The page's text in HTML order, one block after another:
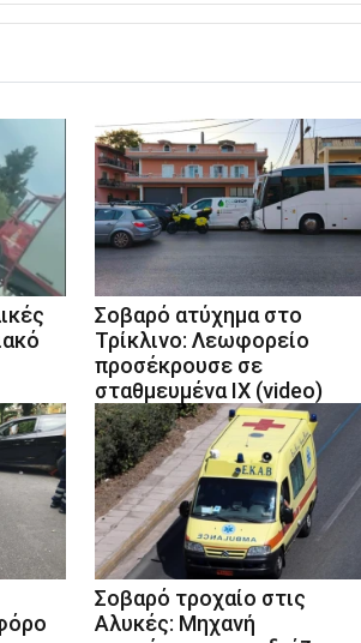
Σοβαρό ατύχημα στο
Τρίκλινο: Λεωφορείο
προσέκρουσε σε
σταθμευμένα ΙΧ (video)
Σοβαρό τροχαίο στις
Αλυκές: Μηχανή